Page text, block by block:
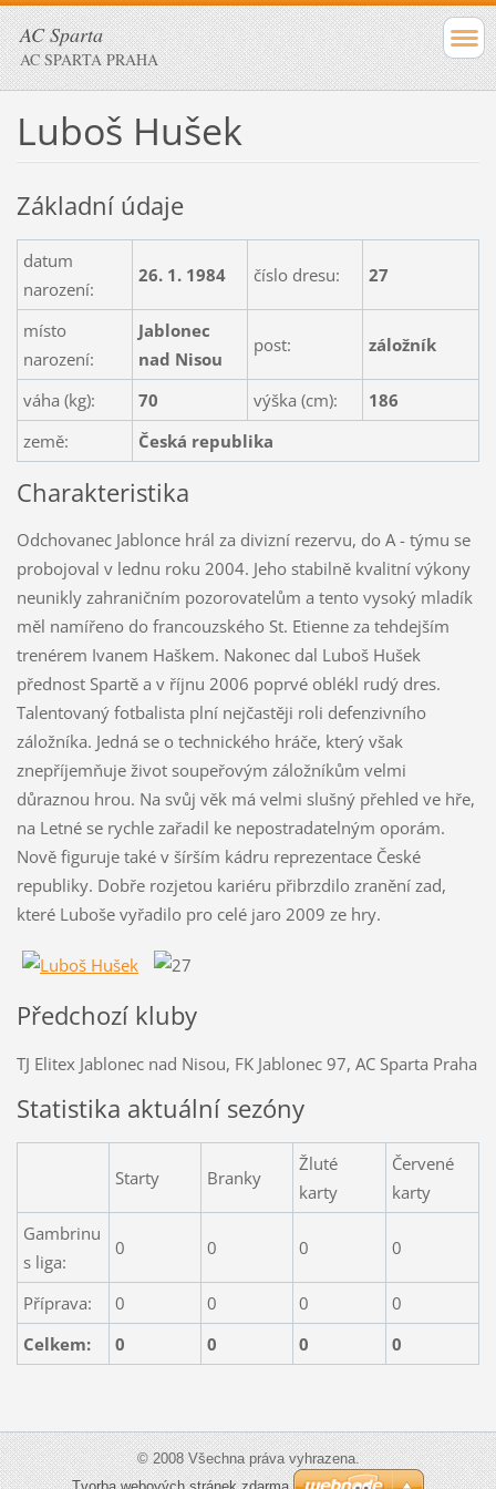
AC Sparta
AC SPARTA PRAHA
Luboš Hušek
Základní údaje
datum
narození:
26. 1. 1984 číslo dresu: 27
místo
narození:
Jablonec
nad Nisou
post: záložník
váha (kg): 70 výška (cm):
186
země:
Česká republika
Charakteristika
Odchovanec Jablonce hrál za divizní rezervu, do A - týmu se
probojoval v lednu roku 2004. Jeho stabilně kvalitní výkony
neunikly zahraničním pozorovatelům a tento vysoký mladík
měl namířeno do francouzského St. Etienne za tehdejším
trenérem Ivanem Haškem. Nakonec dal Luboš Hušek
přednost Spartě a v říjnu 2006 poprvé oblékl rudý dres.
Talentovaný fotbalista plní nejčastěji roli defenzivního
záložníka. Jedná se o technického hráče, který však
znepříjemňuje život soupeřovým záložníkům velmi
důraznou hrou. Na svůj věk má velmi slušný přehled ve hře,
na Letné se rychle zařadil ke nepostradatelným oporám.
Nově figuruje také v šírším kádru reprezentace České
republiky. Dobře rozjetou kariéru přibrzdilo zranění zad,
které Luboše vyřadilo pro celé jaro 2009 ze hry.
Předchozí kluby
TJ Elitex Jablonec nad Nisou, FK Jablonec 97, AC Sparta Praha
Statistika aktuální sezóny
Starty Branky
Žluté
karty
Červené
karty
Gambrinu
s liga:
0 0 0 0
Příprava: 0 0 0
0
Celkem:
0 0 0 0
© 2008 Všechna práva vyhrazena.